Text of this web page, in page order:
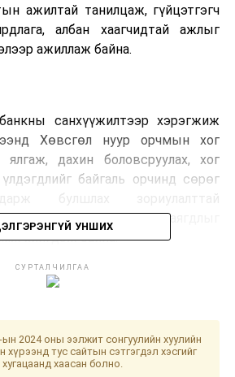
ажилтай танилцаж, гүйцэтгэгч
албан хаагчидтай ажлыг
ажиллаж байна.
санхүүжилтээр хэрэгжиж
Хөвсгөл нуур орчмын хог
ялгаж, дахин боловсруулах, хог
байгаль орчинд сөрөг
хангасан хог хаягдлыг
хийгдэж байна.
гарч буй шингэн
аргаар стандартын шаардлагад
УНШИХ
СУРТАЛЧИЛГАА
2024 оны ээлжит сонгуулийн хуулийн
хүрээнд тус сайтын сэтгэгдэл хэсгийг
хугацаанд хаасан болно.